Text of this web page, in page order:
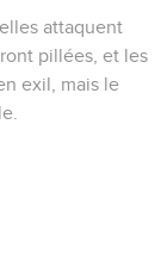
attaquent
pillées, et les
exil, mais le